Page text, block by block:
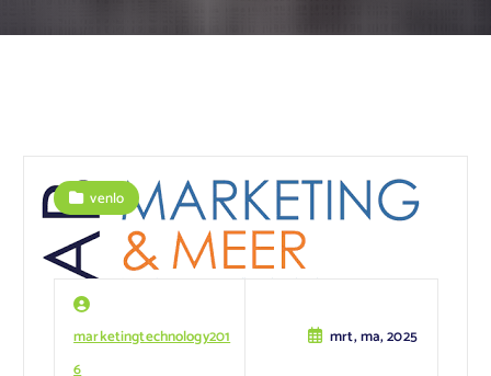
marketingtechnology201
6
mrt, ma, 2025
venlo